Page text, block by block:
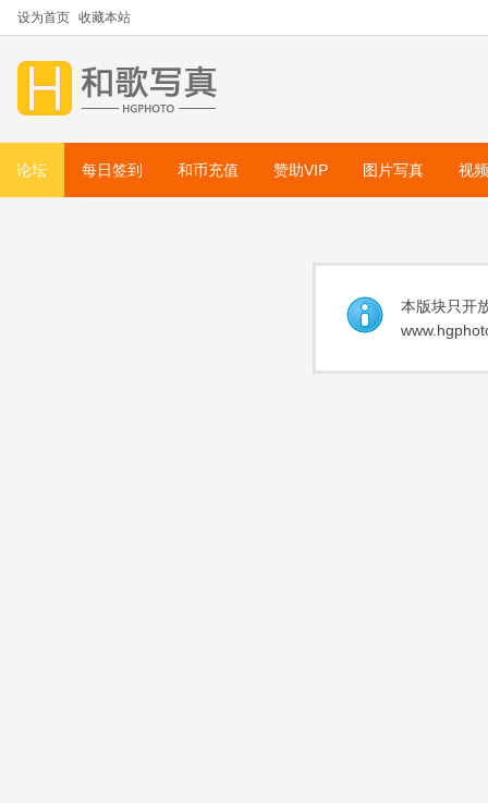
设为首页 收藏本站
论坛 每日签到 和币充值 赞助VIP 图片写真 视
本版块只开